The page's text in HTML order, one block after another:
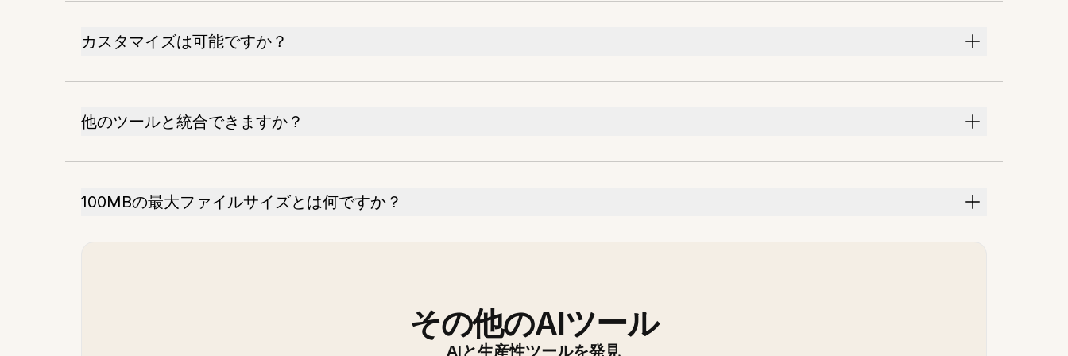
カスタマイズは可能ですか？
他のツールと統合できますか？
100MBの最大ファイルサイズとは何ですか？
その他のAIツール
AIと生産性ツールを発見